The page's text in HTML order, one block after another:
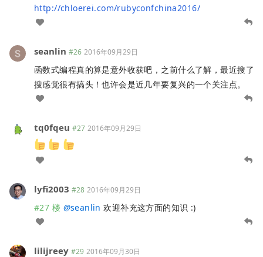
http://chloerei.com/rubyconfchina2016/
seanlin #26 2016年09月29日
函数式编程真的算是意外收获吧，之前什么了解，最近搜了
搜感觉很有搞头！也许会是近几年要复兴的一个关注点。
tq0fqeu #27 2016年09月29日
lyfi2003 #28 2016年09月29日
#27 楼 @seanlin 欢迎补充这方面的知识 :)
lilijreey #29 2016年09月30日